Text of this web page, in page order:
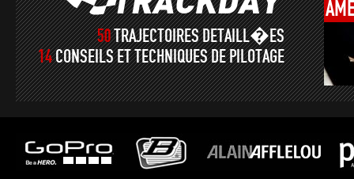
50TRAJECTOIRES DETAILL�ES
14CONSEILS ET TECHNIQUES DE PILOTAGE